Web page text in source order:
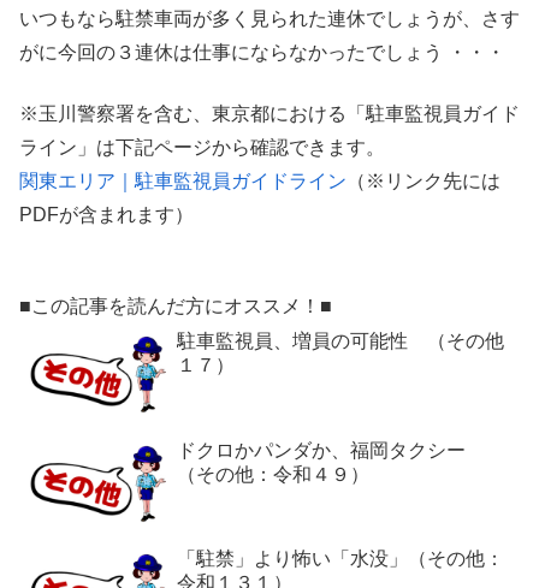
いつもなら駐禁車両が多く見られた連休でしょうが、さす
がに今回の３連休は仕事にならなかったでしょう ・・・
※玉川警察署を含む、東京都における「駐車監視員ガイド
ライン」は下記ページから確認できます。
関東エリア｜駐車監視員ガイドライン （※リンク先には
PDFが含まれます）
■この記事を読んだ方にオススメ！■
駐車監視員、増員の可能性 （その他
１７）
ドクロかパンダか、福岡タクシー
（その他：令和４９）
「駐禁」より怖い「水没」（その他：
令和１３１）